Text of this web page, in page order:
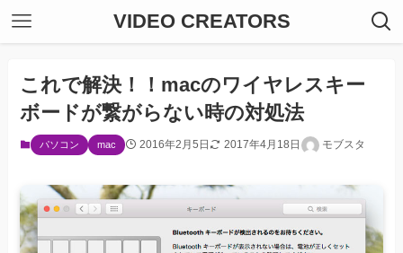
VIDEO CREATORS
これで解決！！macのワイヤレスキー
ボードが繋がらない時の対処法
パソコン mac 2016年2月5日 2017年4月18日 モブスタ